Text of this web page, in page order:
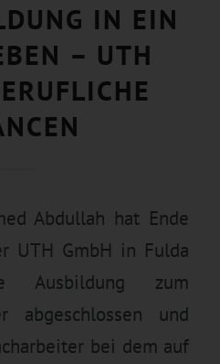
IN EIN
– UTH
Abdullah hat Ende
UTH GmbH in Fulda
Ausbildung zum
abgeschlossen und
bei dem auf